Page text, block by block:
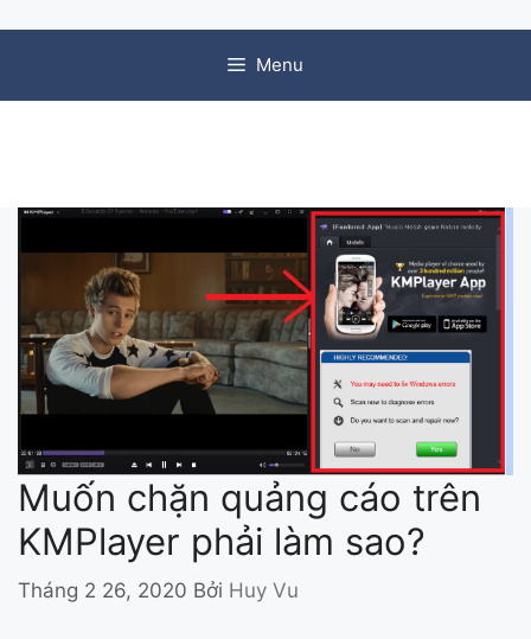
Menu
Muốn chặn quảng cáo trên
KMPlayer phải làm sao?
Tháng 2 26, 2020 Bởi Huy Vu